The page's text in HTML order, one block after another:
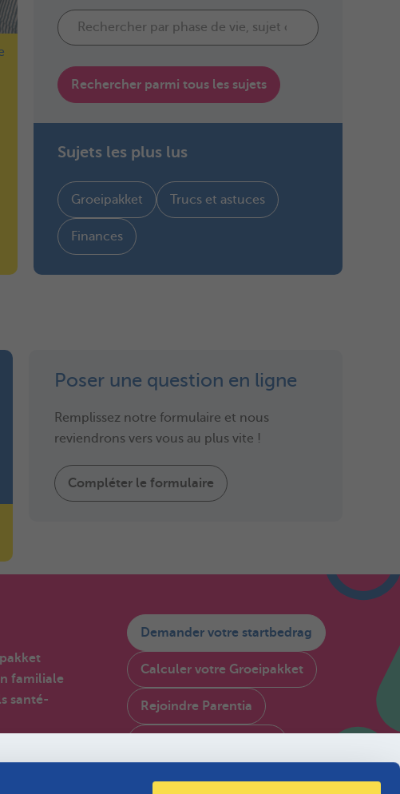
FR
Rechercher parmi tous les sujets
Sujets les plus lus
Groeipakket Trucs et astuces
Finances
Poser une question en ligne
Remplissez notre formulaire et nous
reviendrons vers vous au plus vite !
Compléter le formulaire
familiale
santé-
Demander votre startbedrag
Calculer votre Groeipakket
Rejoindre Parentia
Contactez-nous